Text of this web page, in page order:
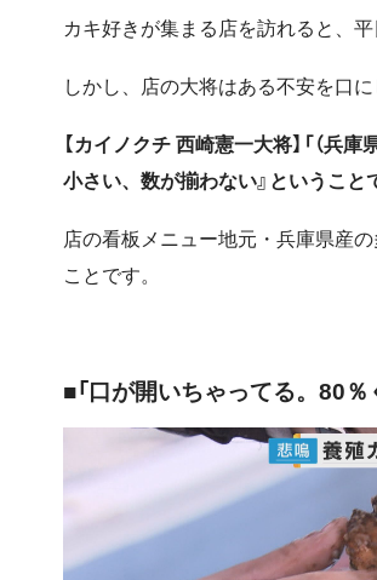
カキ好きが集まる店を訪れると、
しかし、店の大将はある不安を口に
【カイノクチ 西崎憲一大将】「（
小さい、数が揃わない』ということ
店の看板メニュー地元・兵庫県産
ことです。
■「口が開いちゃってる。80％